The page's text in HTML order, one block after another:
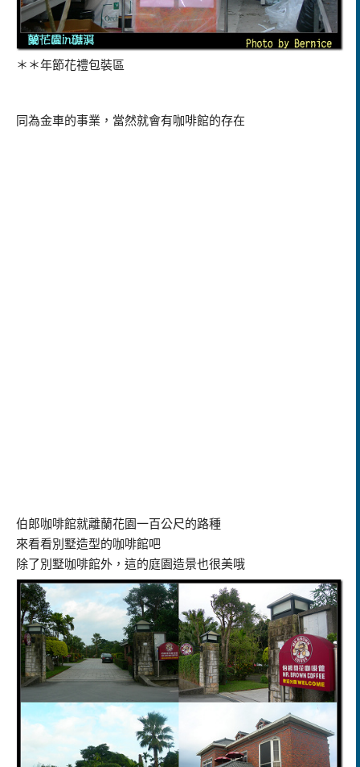
＊＊年節花禮包裝區
同為金車的事業，當然就會有咖啡館的存在
伯郎咖啡館就離蘭花園一百公尺的路種
來看看別墅造型的咖啡館吧
除了別墅咖啡館外，這的庭園造景也很美哦